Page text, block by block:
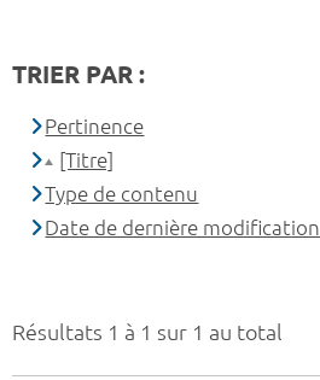
Résultats 1 à 1 sur 1 au total
TRIER PAR :
Pertinence
[Titre]
Type de contenu
Date de dernière modification